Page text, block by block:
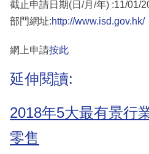
截止申請日期(日/月/年) :11/01/
部門網址:http://www.isd.gov.hk/
網上申請按此
延伸閱讀:
2018年5大最有景行
零售